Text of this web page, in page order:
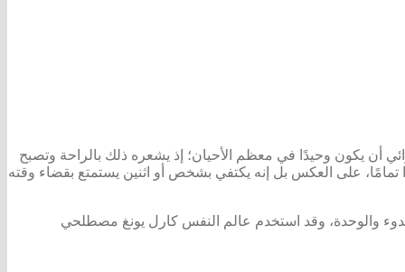
أن يكون وحيدًا في معظم الأحيان؛ إذ يشعره ذلك بالراحة وتصبح
تمامًا، على العكس بل إنه يكتفي بشخص أو اثنين يستمتع بقضاء وقته
والوحدة، وقد استخدم عالم النفس كارل يونغ مصطلحي